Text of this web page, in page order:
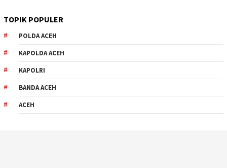
TOPIK POPULER
POLDA ACEH
KAPOLDA ACEH
KAPOLRI
BANDA ACEH
ACEH